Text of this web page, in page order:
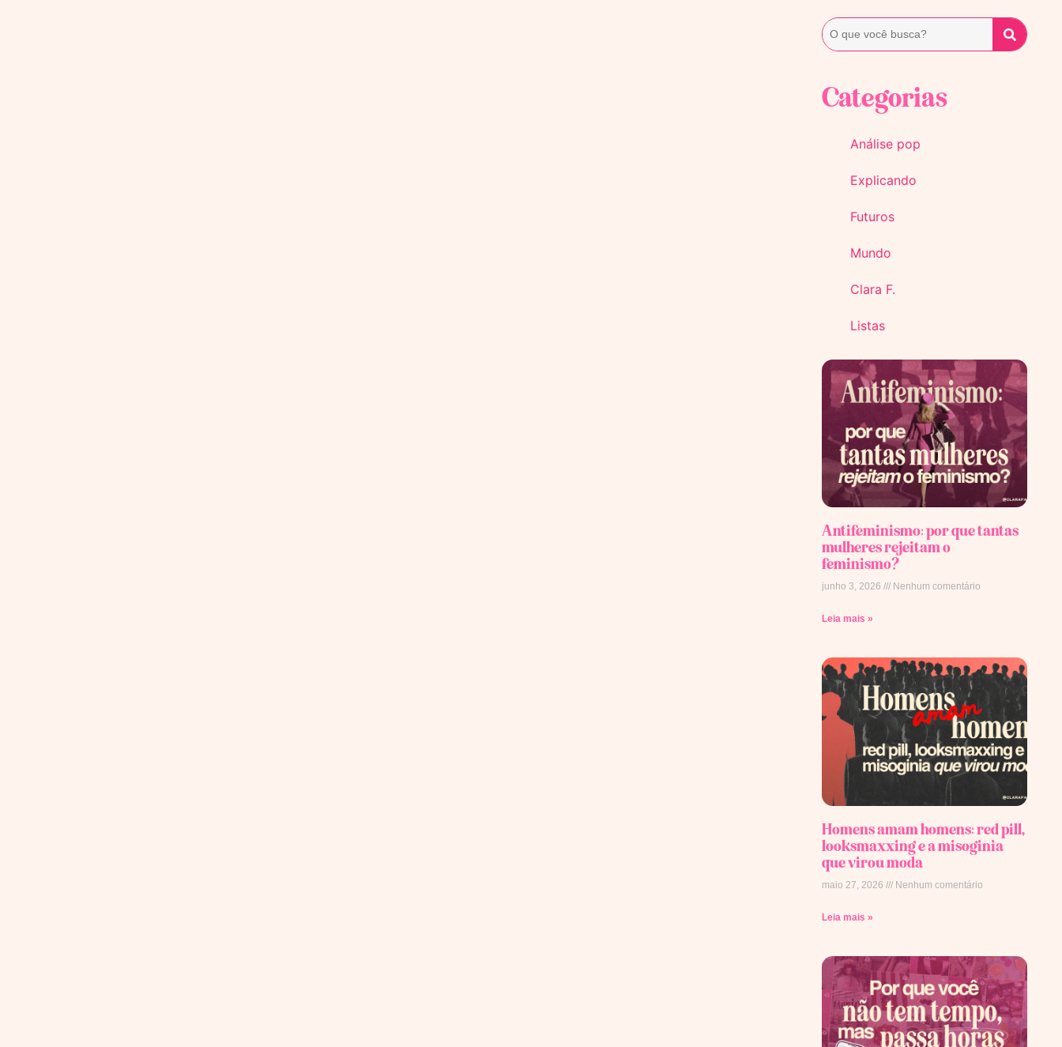
Categorias
Análise pop
Explicando
Futuros
Mundo
Clara F.
Listas
Antifeminismo: por que tantas
mulheres rejeitam o
feminismo?
junho 3, 2026 Nenhum comentário
Leia mais »
Homens amam homens: red pill,
looksmaxxing e a misoginia
que virou moda
maio 27, 2026 Nenhum comentário
Leia mais »